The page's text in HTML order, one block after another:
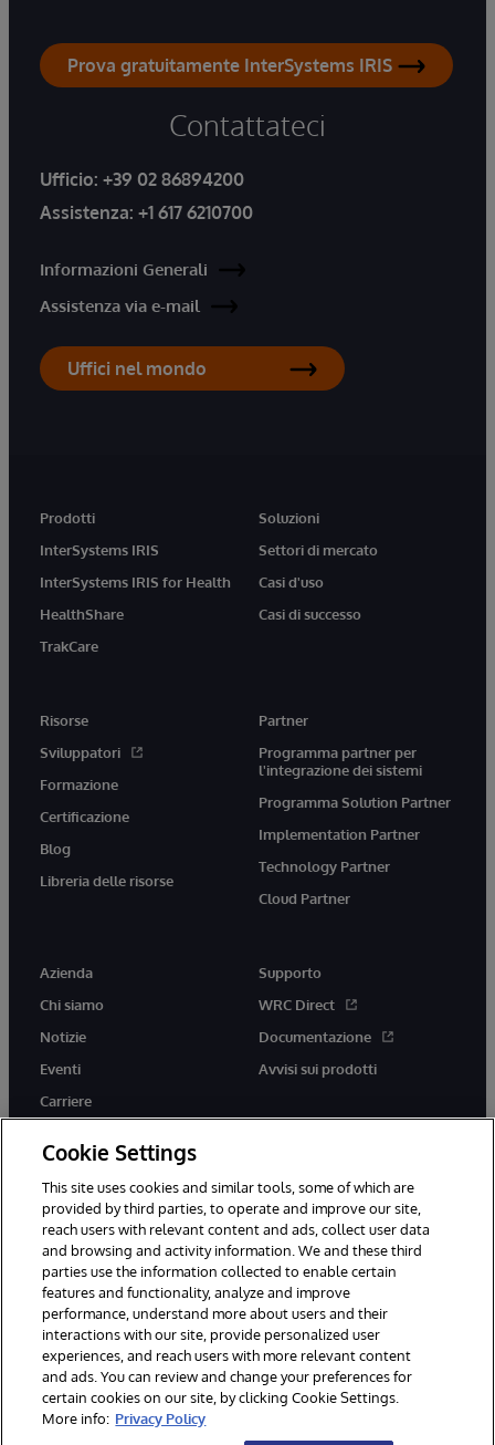
Prova gratuitamente InterSystems IRIS
Contattateci
Ufficio: +39 02 86894200
Assistenza: +1 617 6210700
Informazioni Generali
Assistenza via e-mail
Uffici nel mondo
Prodotti
InterSystems IRIS
InterSystems IRIS for Health
HealthShare
TrakCare
Soluzioni
Settori di mercato
Casi d'uso
Casi di successo
Risorse
Sviluppatori
Formazione
Certificazione
Blog
Libreria delle risorse
Partner
Programma partner per
l'integrazione dei sistemi
Programma Solution Partner
Implementation Partner
Technology Partner
Cloud Partner
Azienda
Chi siamo
Notizie
Eventi
Carriere
Supporto
WRC Direct
Documentazione
Avvisi sui prodotti
twitter youtubefacebooklinkedin
© 1996-2026 InterSystems Corporation, Boston, MA. Tutti i diritti
riservati.
Avvisi/Termini e Condizioni
Dichiarazione sulla privacy
Accessibilità
Cookie Settings
This site uses cookies and similar tools, some of which are
provided by third parties, to operate and improve our site,
reach users with relevant content and ads, collect user data
and browsing and activity information. We and these third
parties use the information collected to enable certain
features and functionality, analyze and improve
performance, understand more about users and their
interactions with our site, provide personalized user
experiences, and reach users with more relevant content
and ads. You can review and change your preferences for
certain cookies on our site, by clicking Cookie Settings.
More info: Privacy Policy